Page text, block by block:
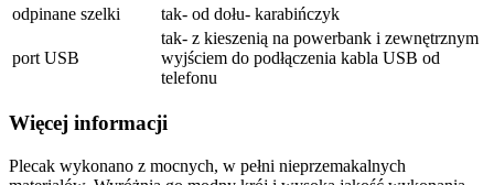
odpinane szelki
tak- od dołu- karabińczyk
port USB
tak- z kieszenią na powerbank i zewnętrznym
wyjściem do podłączenia kabla USB od
telefonu
Więcej informacji
Plecak wykonano z mocnych, w pełni nieprzemakalnych